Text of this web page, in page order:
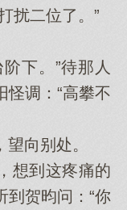
扰二位了。”
下。”待那人
怪调：“高攀不
向别处。
到这疼痛的
到贺昀问：“你